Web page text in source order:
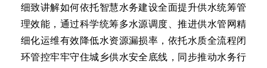
细致讲解如何依托智慧水务建设全面提升供水统筹管
理效能，通过科学统筹多水源调度、推进供水管网精
细化运维有效降低水资源漏损率，依托水质全流程闭
环管控牢牢守住城乡供水安全底线，同步推动水务行